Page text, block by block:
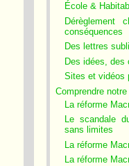
École &
Dérèglement
conséquences
Des lettres
Des idées, des
Sites et vidéos
Comprendre
La réforme
Le scandale
sans limites
La réforme
La réforme